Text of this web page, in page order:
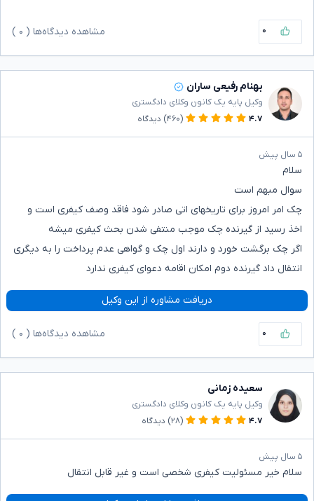
۰ مشاهده دیدگاه‌ها ( ۰
بهنام رفیعی ساران
وکیل پایه یک کانون وکلای دادگستری
۴.۷
(۴۶۰) دیدگاه
۵ سال پیش
سلام
سوال مبهم است
چک امر امروز برای تاریخهای اتی صادر شود فاقد وصف کیفری است و
اخذ رسید از گیرنده چک موجب منتفی شدن بحث کیفری میشه
اگر چک برگشت خورد و دارند اول چک و گواهی عدم پرداخت را به دیگری
انتقال داد گیرنده دوم امکان اقامه دعوای کیفری ندارد
دریافت مشاوره از این وکیل
۰ مشاهده دیدگاه‌ها ( ۰
سعیده زمانی
وکیل پایه یک کانون وکلای دادگستری
۴.۷
(۲۸) دیدگاه
۵ سال پیش
سلام خیر مسئولیت کیفری شخصی است و غیر قابل انتقال